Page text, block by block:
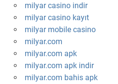
milyar casino indir
milyar casino kayıt
milyar mobile casino
milyar.com
milyar.com apk
milyar.com apk indir
milyar.com bahis apk